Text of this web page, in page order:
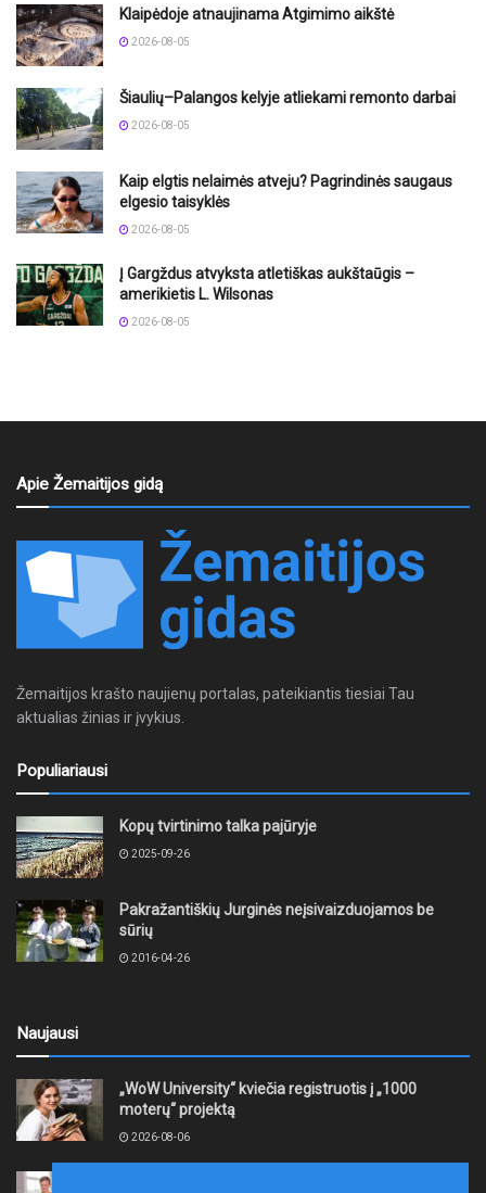
Klaipėdoje atnaujinama Atgimimo aikštė
2026-08-05
Šiaulių–Palangos kelyje atliekami remonto darbai
2026-08-05
Kaip elgtis nelaimės atveju? Pagrindinės saugaus
elgesio taisyklės
2026-08-05
Į Gargždus atvyksta atletiškas aukštaūgis –
amerikietis L. Wilsonas
2026-08-05
Apie Žemaitijos gidą
Žemaitijos krašto naujienų portalas, pateikiantis tiesiai Tau
aktualias žinias ir įvykius.
Populiariausi
Kopų tvirtinimo talka pajūryje
2025-09-26
Pakražantiškių Jurginės neįsivaizduojamos be
sūrių
2016-04-26
Naujausi
„WoW University“ kviečia registruotis į „1000
moterų“ projektą
2026-08-06